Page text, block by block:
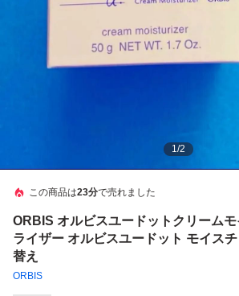
1/2
この商品は23分で売れました
ORBIS オルビスユードットクリームモ
ライザー オルビスユードット モイス
替え
ORBIS